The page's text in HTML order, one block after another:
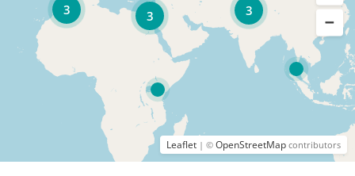
3
3
3
Leaflet | © OpenStreetMap contributors